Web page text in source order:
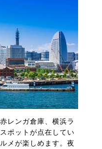
レンガ倉庫、横浜ラ
ポットが点在してい
メが楽しめます。夜